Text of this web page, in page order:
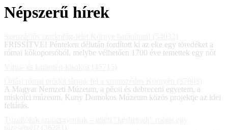
Népszerű hírek
FRISSÍTVE! Pénteken délután fordított ki az eke egy töredéket a
római kőkoporsóból, melybe vélhetően 1700 éve temettek egy nőt
A Magyar Nemzeti Múzeum, a pécsi és debreceni egyetem, a
miskolci múzeum, Kuny Domokos Múzeum közös projektje az idei
feltárás.